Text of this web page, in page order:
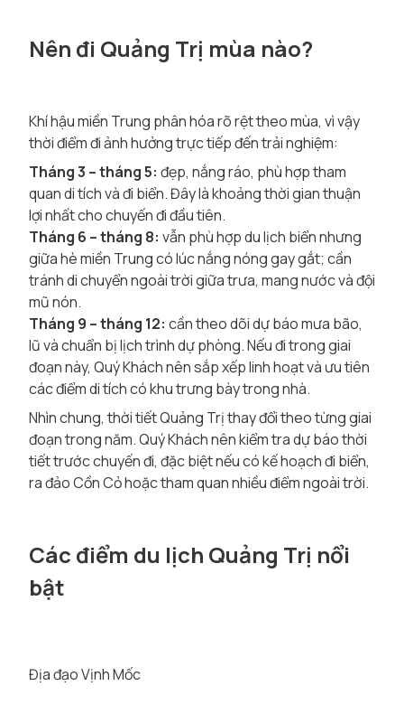
Nên đi Quảng Trị mùa nào?
Khí hậu miền Trung phân hóa rõ rệt theo mùa, vì vậy
thời điểm đi ảnh hưởng trực tiếp đến trải nghiệm:
Tháng 3 – tháng 5: đẹp, nắng ráo, phù hợp tham
quan di tích và đi biển. Đây là khoảng thời gian thuận
lợi nhất cho chuyến đi đầu tiên.
Tháng 6 – tháng 8: vẫn phù hợp du lịch biển nhưng
giữa hè miền Trung có lúc nắng nóng gay gắt; cần
tránh di chuyển ngoài trời giữa trưa, mang nước và đội
mũ nón.
Tháng 9 – tháng 12: cần theo dõi dự báo mưa bão,
lũ và chuẩn bị lịch trình dự phòng. Nếu đi trong giai
đoạn này, Quý Khách nên sắp xếp linh hoạt và ưu tiên
các điểm di tích có khu trưng bày trong nhà.
Nhìn chung, thời tiết Quảng Trị thay đổi theo từng giai
đoạn trong năm. Quý Khách nên kiểm tra dự báo thời
tiết trước chuyến đi, đặc biệt nếu có kế hoạch đi biển,
ra đảo Cồn Cỏ hoặc tham quan nhiều điểm ngoài trời.
Các điểm du lịch Quảng Trị nổi
bật
Địa đạo Vịnh Mốc